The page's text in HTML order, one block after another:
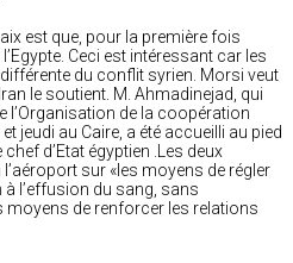
est que, pour la première fois
Ceci est intéressant car les
du conflit syrien. Morsi veut
le soutient. M. Ahmadinejad, qui
l’Organisation de la coopération
jeudi au Caire, a été accueilli au pied
d’Etat égyptien .Les deux
sur «les moyens de régler
à l’effusion du sang, sans
moyens de renforcer les relations